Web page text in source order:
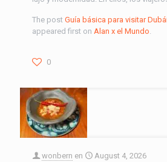
The post Guía básica para visitar
appeared first on Alan x el Mundo
0
wonbern en August 4, 2026